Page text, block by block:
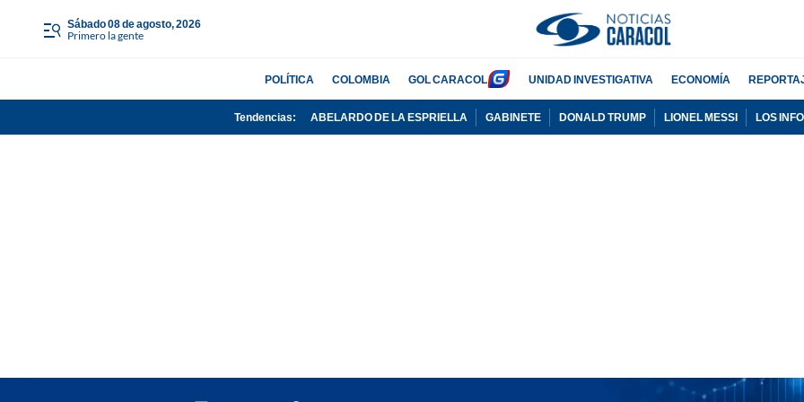
sábado 08 de agosto, 2026
Primero la gente
POLÍTICA COLOMBIA GOL CARACOL UNIDAD INVESTIGATIVA ECONOMÍA
Tendencias: ABELARDO DE LA ESPRIELLA GABINETE DONALD TRUMP LIONEL MESSI LOS